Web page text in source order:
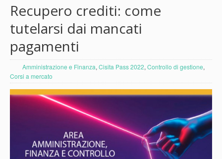
Recupero crediti: come
tutelarsi dai mancati
pagamenti
Amministrazione e Finanza, Cisita Pass 2022, Controllo di gestione,
Corsi a mercato